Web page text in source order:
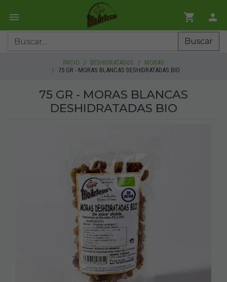
Buscar
INICIO DESHIDRATADOS
MORAS
75 GR - MORAS BLANCAS DESHIDRATADAS BIO
75 GR - MORAS BLANCAS
DESHIDRATADAS BIO